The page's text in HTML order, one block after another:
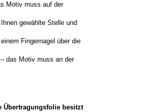
Motiv muss auf der
gewählte Stelle und
Fingernagel über die
das Motiv muss an der
Übertragungsfolie besitzt